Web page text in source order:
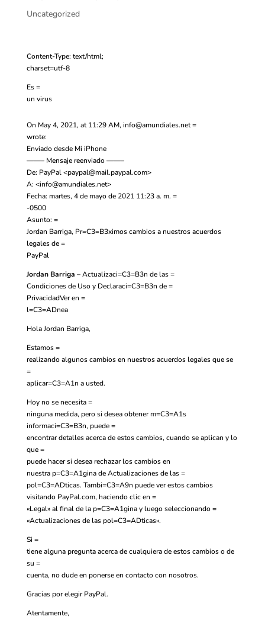
Uncategorized
Content-Type: text/html;
charset=utf-8
Es =
un virus
On May 4, 2021, at 11:29 AM, info@amundiales.net=
wrote:
Enviado desde Mi iPhone
——– Mensaje reenviado ——–
De: PayPal <paypal@mail.paypal.com>
A: <info@amundiales.net>
Fecha: martes, 4 de mayo de 2021 11:23 a. m. =
-0500
Asunto: =
Jordan Barriga, Pr=C3=B3ximos cambios a nuestros acuerdos
legales de =
PayPal
Jordan Barriga – Actualizaci=C3=B3n de las =
Condiciones de Uso y Declaraci=C3=B3n de =
PrivacidadVer en =
l=C3=ADnea
Hola Jordan Barriga,
Estamos =
realizando algunos cambios en nuestros acuerdos legales que se
=
aplicar=C3=A1n a usted.
Hoy no se necesita =
ninguna medida, pero si desea obtener m=C3=A1s
informaci=C3=B3n, puede =
encontrar detalles acerca de estos cambios, cuando se aplican y lo
que =
puede hacer si desea rechazar los cambios en
nuestra p=C3=A1gina de Actualizaciones de las =
pol=C3=ADticas. Tambi=C3=A9n puede ver estos cambios
visitando PayPal.com, haciendo clic en =
«Legal» al final de la p=C3=A1gina y luego seleccionando =
«Actualizaciones de las pol=C3=ADticas».
Si =
tiene alguna pregunta acerca de cualquiera de estos cambios o de
su =
cuenta, no dude en ponerse en contacto con nosotros.
Gracias por elegir PayPal.
Atentamente,